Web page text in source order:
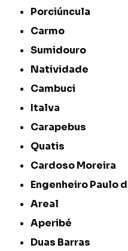
Porciúncula
Carmo
Sumidouro
Natividade
Cambuci
Italva
Carapebus
Quatis
Cardoso Moreira
Engenheiro Paulo
Areal
Aperibé
Duas Barras